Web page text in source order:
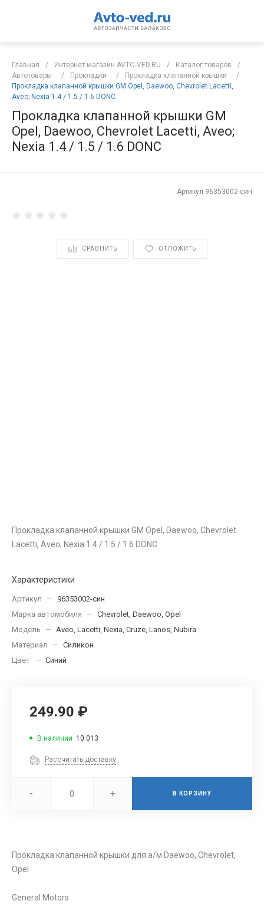
Главная / Интернет магазин AVTO-VED.RU / Каталог товаров
/
Автотовары
/ Прокладки / Прокладка клапанной крышки
/
Прокладка клапанной крышки GM Opel, Daewoo, Chevrolet Lacetti,
Aveo; Nexia 1.4 / 1.5 / 1.6 DONC
Прокладка клапанной крышки GM
Opel, Daewoo, Chevrolet Lacetti, Aveo;
Nexia 1.4 / 1.5 / 1.6 DONC
Артикул 96353002-син
СРАВНИТЬ ОТЛОЖИТЬ
Прокладка клапанной крышки GM Opel, Daewoo, Chevrolet
Lacetti, Aveo; Nexia 1.4 / 1.5 / 1.6 DONC
Характеристики
Артикул — 96353002-син
Марка автомобиля
— Chevrolet, Daewoo, Opel
Модель
— Aveo, Lacetti, Nexia, Cruze, Lanos, Nubira
Материал
— Силикон
Цвет — Синий
249.90 ₽
В наличии 10 013
Рассчитать доставку
- + В КОРЗИНУ
Прокладка клапанной крышки для а/м Daewoo, Chevrolet,
Opel
General Motors